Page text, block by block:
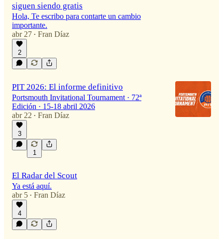
siguen siendo gratis
Hola, Te escribo para contarte un cambio
importante.
abr 27 • Fran Díaz
2
PIT 2026: El informe definitivo
Portsmouth Invitational Tournament · 72ª
Edición · 15-18 abril 2026
abr 22 • Fran Díaz
3
1
El Radar del Scout
Ya está aquí.
abr 5 • Fran Díaz
4